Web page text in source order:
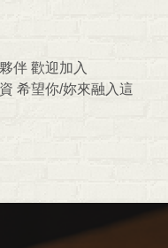
伴 歡迎加入
希望你/妳來融入這